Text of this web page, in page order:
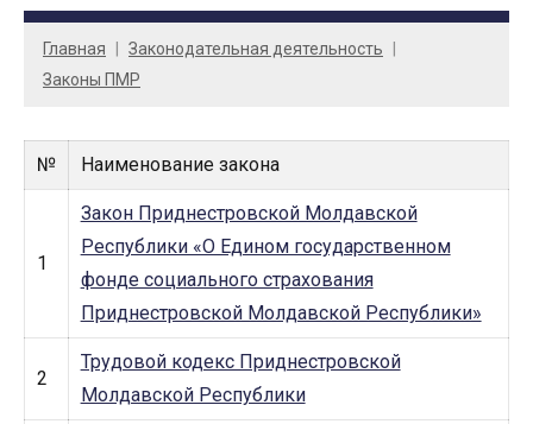
Главная
Законодательная деятельность
Законы ПМР
№ Наименование закона
1
Закон Приднестровской Молдавской
Республики «О Едином государственном
фонде социального страхования
Приднестровской Молдавской Республики»
2
Трудовой кодекс Приднестровской
Молдавской Республики